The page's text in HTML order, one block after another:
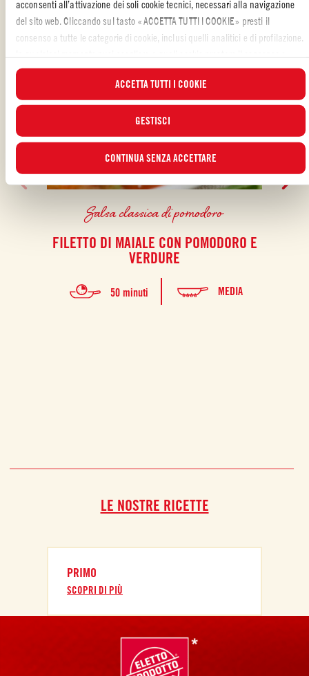
acconsenti all’attivazione dei soli cookie tecnici, necessari alla navigazione
del sito web. Cliccando sul tasto «ACCETTA TUTTI I COOKIE» presti il
consenso a tutte le categorie di cookie, inclusi quelli analitici e di profilazione.
visualizzare l’elenco aggiornato dei cookie attraverso il pulsante “GESTISCI”.
Per maggiori informazioni, ti invitiamo a leggere la nostra
ACCETTA TUTTI I COOKIE
GESTISCI
CONTINUA SENZA ACCETTARE
Salsa classica di pomodoro
FILETTO DI MAIALE CON POMODORO E
VERDURE
50 minuti MEDIA
LE NOSTRE RICETTE
PRIMO
SCOPRI DI PIÙ